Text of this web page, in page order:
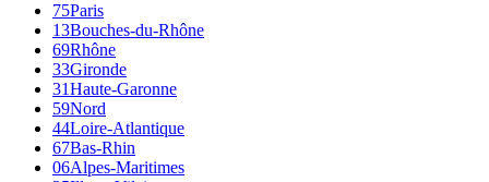
75Paris
13Bouches-du-Rhône
69Rhône
33Gironde
31Haute-Garonne
59Nord
44Loire-Atlantique
67Bas-Rhin
06Alpes-Maritimes